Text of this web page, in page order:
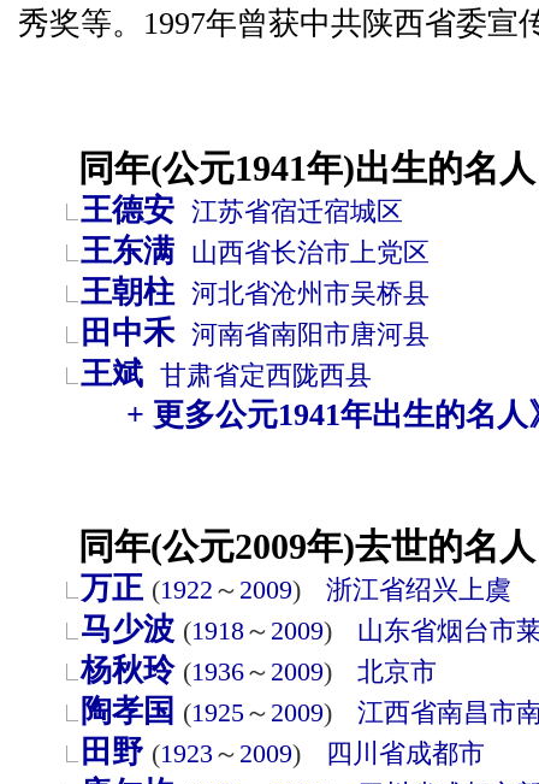
秀奖等。1997年曾获中共陕西省委宣
同年(公元1941年)出生的名
王德安 江苏省宿迁宿城区
王东满 山西省长治市上党区
王朝柱 河北省沧州市吴桥县
田中禾 河南省南阳市唐河县
王斌 甘肃省定西陇西县
+ 更多公元1941年出生的名人
同年(公元2009年)去世的名
万正 (1922 ～ 2009) 浙江省绍兴上虞
马少波 (1918～ 2009) 山东省烟台市
杨秋玲 (1936～ 2009) 北京市
陶孝国 (1925～ 2009) 江西省南昌市
田野 (1923 ～ 2009) 四川省成都市